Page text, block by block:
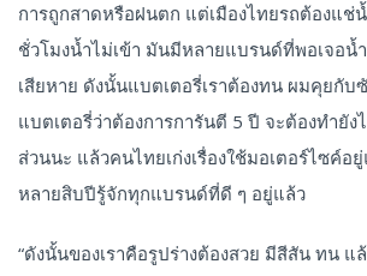
การถูกสาดหรือฝนตก แต่เมืองไทยรถต้องแช่
ชั่วโมงน้ำไม่เข้า มันมีหลายแบรนด์ที่พอเจอน้
เสียหาย ดังนั้นแบตเตอรี่เราต้องทน ผมคุยกับ
แบตเตอรี่ว่าต้องการการันตี 5 ปี จะต้องทำยัง
ส่วนนะ แล้วคนไทยเก่งเรื่องใช้มอเตอร์ไซค์อ
หลายสิบปีรู้จักทุกแบรนด์ที่ดี ๆ อยู่แล้ว
“ดังนั้นของเราคือรูปร่างต้องสวย มีสีสัน ทน แ